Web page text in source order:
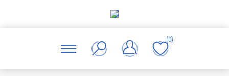
(0)